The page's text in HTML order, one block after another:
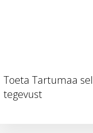
Toeta Tartumaa
tegevust